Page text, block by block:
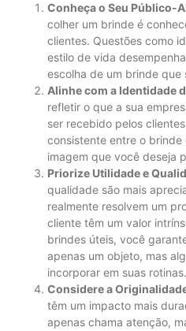
Conheça o Seu Público-
colher um brinde é
clientes. Questões como
estilo de vida
escolha de um brinde que
Alinhe com a Identidade
refletir o que a sua
ser recebido pelos
consistente entre o
imagem que você deseja
Priorize Utilidade e
qualidade são mais
realmente resolvem um
cliente têm um valor
brindes úteis, você
apenas um objeto, mas
incorporar em suas rotinas.
Considere a
têm um impacto mais
apenas chama atenção,